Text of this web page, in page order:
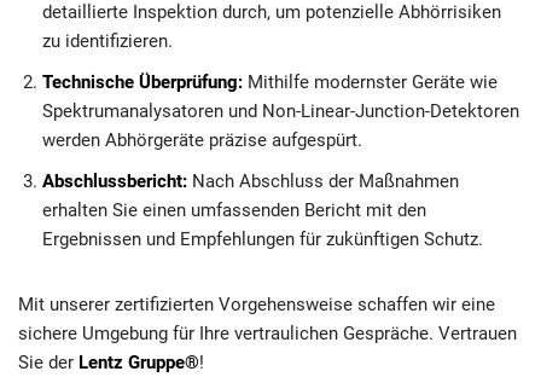
detaillierte Inspektion durch, um potenzielle Abhörrisiken
zu identifizieren.
Technische Überprüfung: Mithilfe modernster Geräte wie
Spektrumanalysatoren und Non-Linear-Junction-Detektoren
werden Abhörgeräte präzise aufgespürt.
Abschlussbericht: Nach Abschluss der Maßnahmen
erhalten Sie einen umfassenden Bericht mit den
Ergebnissen und Empfehlungen für zukünftigen Schutz.
Mit unserer zertifizierten Vorgehensweise schaffen wir eine
sichere Umgebung für Ihre vertraulichen Gespräche. Vertrauen
Sie der Lentz Gruppe®!